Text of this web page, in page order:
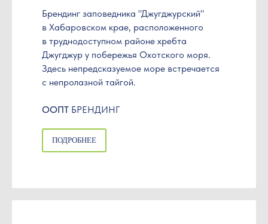
Брендинг заповедника "Джугджурский"
в Хабаровском крае, расположенного
в труднодоступном районе хребта
Джугджур у побережья Охотского моря.
Здесь непредсказуемое море встречается
с непролазной тайгой.
ООПТ БРЕНДИНГ
ПОДРОБНЕЕ